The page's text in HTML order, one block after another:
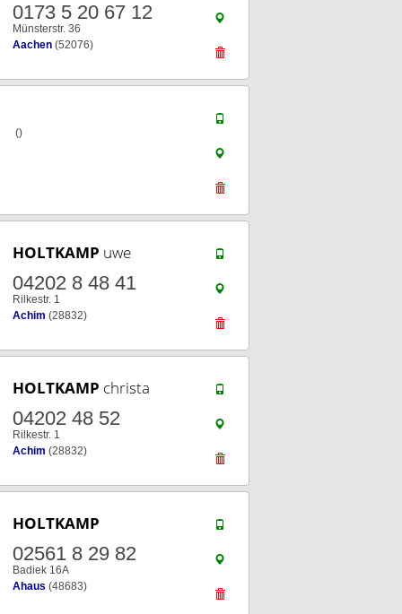
0173 5 20 67 12
Münsterstr. 36
Aachen (52076)
()
HOLTKAMP uwe
04202 8 48 41
Rilkestr. 1
Achim (28832)
HOLTKAMP christa
04202 48 52
Rilkestr. 1
Achim (28832)
HOLTKAMP
02561 8 29 82
Badiek 16A
Ahaus (48683)